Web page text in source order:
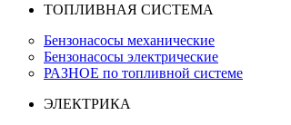
ТОПЛИВНАЯ СИСТЕМА
Бензонасосы механические
Бензонасосы электрические
РАЗНОЕ по топливной системе
ЭЛЕКТРИКА